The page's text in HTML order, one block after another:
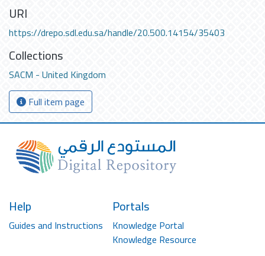
URI
https://drepo.sdl.edu.sa/handle/20.500.14154/35403
Collections
SACM - United Kingdom
Full item page
Help
Guides and Instructions
Portals
Knowledge Portal
Knowledge Resource